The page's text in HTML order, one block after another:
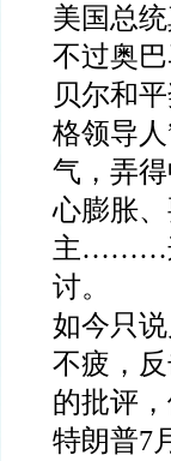
美国总统
不过奥
贝尔和
格领导
气，弄
心膨胀
主………
讨。
如今只
不疲，
的批评
特朗普7